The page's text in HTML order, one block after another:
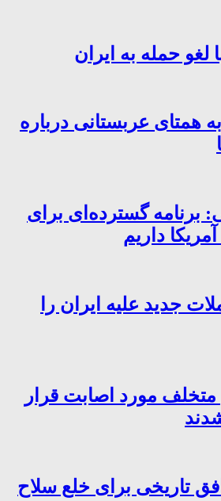
حمله به ایران
همتای عربستانی درباره
برنامه گسترده‌ای برای
داریم
جدید علیه ایران را
مورد اصابت قرار
تاریخی برای خلع سلاح